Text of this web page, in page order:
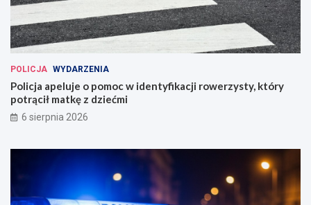
POLICJA WYDARZENIA
Policja apeluje o pomoc w identyfikacji rowerzysty, który
potrącił matkę z dziećmi
6 sierpnia 2026